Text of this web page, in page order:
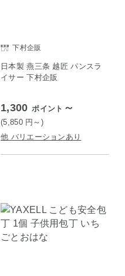
下村企販
日本製 燕三条 越匠 パンスラ
イサー 下村企販
1,300 ポイント ～
(5,850 円 ～)
他 バリエーションあり